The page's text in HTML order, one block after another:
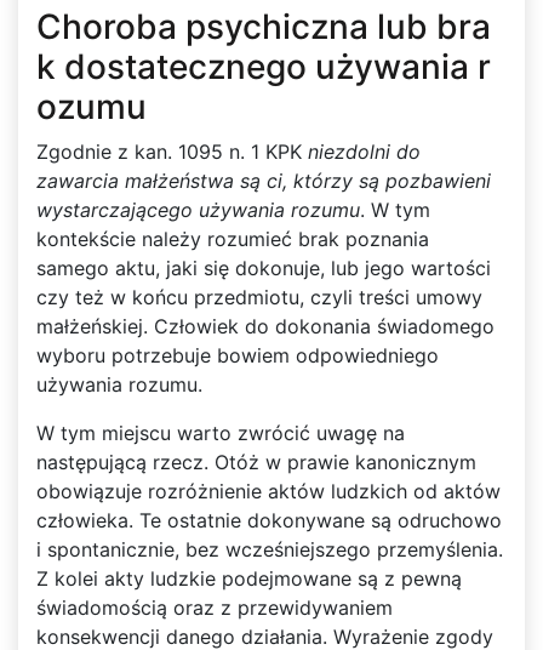
Choroba psychiczna lub bra
k dostatecznego używania r
ozumu
Zgodnie z kan. 1095 n. 1 KPK niezdolni do
zawarcia małżeństwa są ci, którzy są pozbawieni
wystarczającego używania rozumu. W tym
kontekście należy rozumieć brak poznania
samego aktu, jaki się dokonuje, lub jego wartości
czy też w końcu przedmiotu, czyli treści umowy
małżeńskiej. Człowiek do dokonania świadomego
wyboru potrzebuje bowiem odpowiedniego
używania rozumu.
W tym miejscu warto zwrócić uwagę na
następującą rzecz. Otóż w prawie kanonicznym
obowiązuje rozróżnienie aktów ludzkich od aktów
człowieka. Te ostatnie dokonywane są odruchowo
i spontanicznie, bez wcześniejszego przemyślenia.
Z kolei akty ludzkie podejmowane są z pewną
świadomością oraz z przewidywaniem
konsekwencji danego działania. Wyrażenie zgody